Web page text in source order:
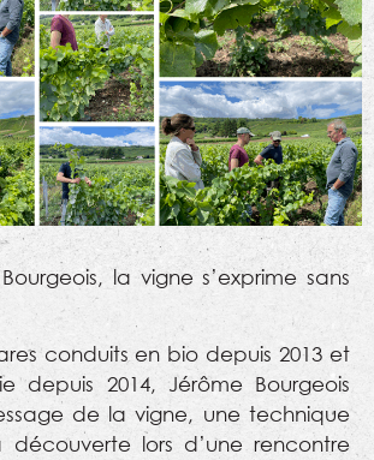
la vigne s’exprime sans
conduits en bio depuis 2013 et
depuis 2014, Jérôme Bourgeois
de la vigne, une technique
lors d’une rencontre